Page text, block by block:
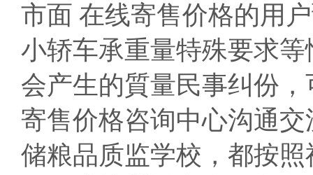
市面 在线寄售价格的用
小轿车承重量特殊要求
会产生的質量民事纠份
寄售价格咨询中心沟通
储粮品质监学校，都按